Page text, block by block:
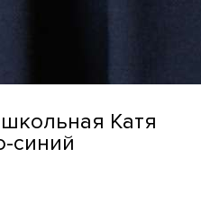
Катя
синий